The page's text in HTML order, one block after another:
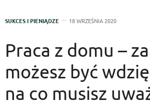
SUKCES I PIENIĄDZE 18 WRZEŚNIA 2020
Praca z domu –
możesz być
na co musisz